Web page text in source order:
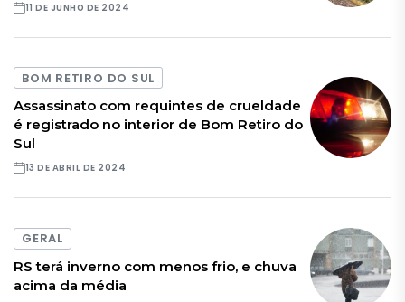
11 DE JUNHO DE 2024
BOM RETIRO DO SUL
Assassinato com requintes de crueldade
é registrado no interior de Bom Retiro do
Sul
13 DE ABRIL DE 2024
GERAL
RS terá inverno com menos frio, e chuva
acima da média